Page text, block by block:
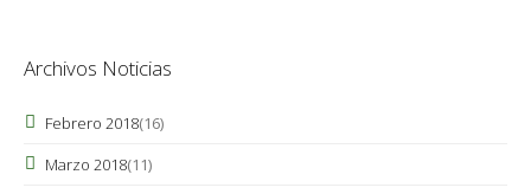
Archivos Noticias
Febrero 2018(16)
Marzo 2018(11)